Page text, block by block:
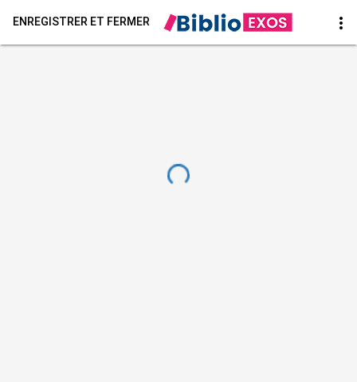
ENREGISTRER ET FERMER more_vert